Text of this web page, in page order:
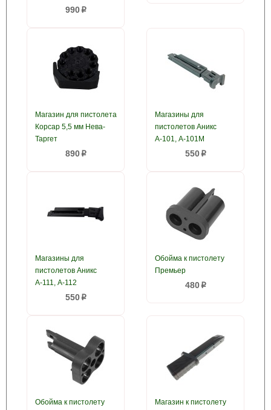
990p
Магазин для пистолета
Корсар 5,5 мм Нева-
Таргет
890p
Магазины для
пистолетов Аникс
А-101, А-101М
550p
Магазины для
пистолетов Аникс
А-111, А-112
550p
Обойма к пистолету
Премьер
480p
Обойма к пистолету Магазин к пистолету